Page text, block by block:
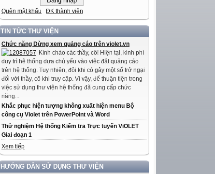
Quên mật khẩu ĐK thành viên
TIN TỨC THƯ VIỆN
Chức năng Dừng xem quảng cáo trên violet.vn
Kính chào các thầy, cô! Hiện tại, kinh phí
duy trì hệ thống dựa chủ yếu vào việc đặt quảng cáo
trên hệ thống. Tuy nhiên, đôi khi có gây một số trở ngại
đối với thầy, cô khi truy cập. Vì vậy, để thuận tiện trong
việc sử dụng thư viện hệ thống đã cung cấp chức
năng...
Khắc phục hiện tượng không xuất hiện menu Bộ
công cụ Violet trên PowerPoint và Word
Thử nghiệm Hệ thống Kiểm tra Trực tuyến ViOLET
Giai đoạn 1
Xem tiếp
HƯỚNG DẪN SỬ DỤNG THƯ VIỆN